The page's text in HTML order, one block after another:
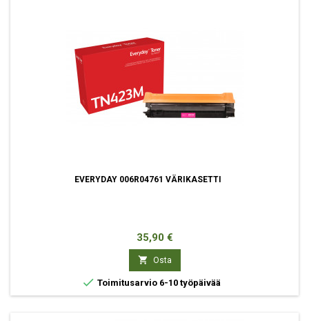
EVERYDAY 006R04761 VÄRIKASETTI
Hinta
35,90 €
 Osta
 Toimitusarvio 6-10 työpäivää